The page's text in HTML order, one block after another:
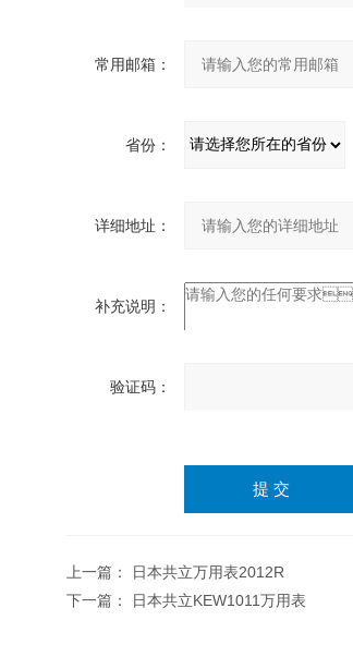
常用邮箱：
省份：
详细地址：
补充说明：
验证码：
入
计算结果（填写阿拉伯数
字），如：三加四=7
上一篇：
日本共立万用表2012R
下一篇：
日本共立KEW1011万用表